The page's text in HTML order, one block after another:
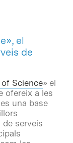
el
de
Science» el
ofereix a les
una base
de serveis